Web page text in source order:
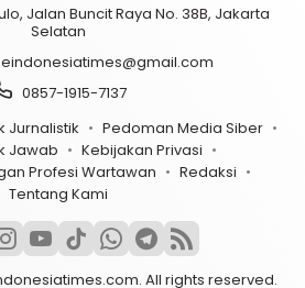
Jalan Buncit Raya No. 38B, Jakarta
Selatan
0857-1915-7137
Jurnalistik
Pedoman Media Siber
Jawab
Kebijakan Privasi
Profesi Wartawan
Redaksi
Tentang Kami
All rights reserved.